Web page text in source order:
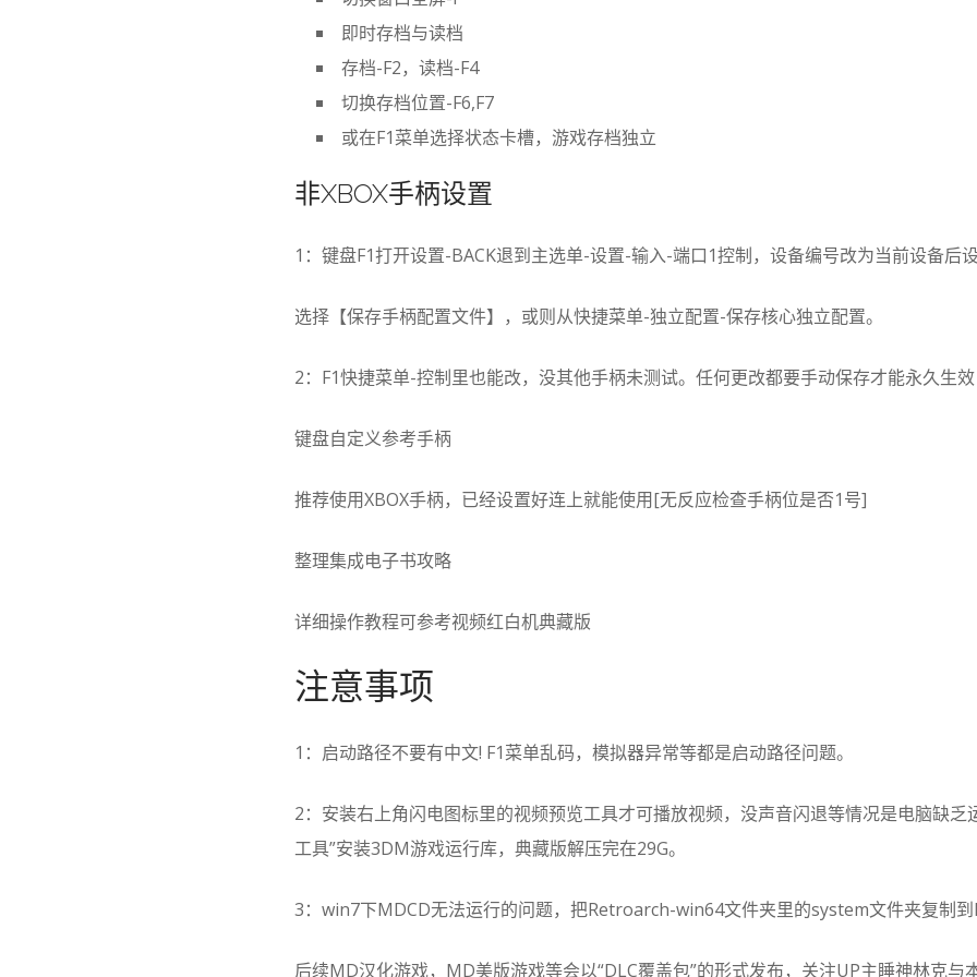
即时存档与读档
存档-F2，读档-F4
切换存档位置-F6,F7
或在F1菜单选择状态卡槽，游戏存档独立
非XBOX手柄设置
1：键盘F1打开设置-BACK退到主选单-设置-输入-端口1控制，设备编号改为当前设备后
选择【保存手柄配置文件】，或则从快捷菜单-独立配置-保存核心独立配置。
2：F1快捷菜单-控制里也能改，没其他手柄未测试。任何更改都要手动保存才能永久生效
键盘自定义参考手柄
推荐使用XBOX手柄，已经设置好连上就能使用[无反应检查手柄位是否1号]
整理集成电子书攻略
详细操作教程可参考视频红白机典藏版
注意事项
1：启动路径不要有中文! F1菜单乱码，模拟器异常等都是启动路径问题。
2：安装右上角闪电图标里的视频预览工具才可播放视频，没声音闪退等情况是电脑缺乏
工具”安装3DM游戏运行库，典藏版解压完在29G。
3：win7下MDCD无法运行的问题，把Retroarch-win64文件夹里的system文件夹复制到
后续MD汉化游戏，MD美版游戏等会以“DLC覆盖包”的形式发布，关注UP主睡神林克与